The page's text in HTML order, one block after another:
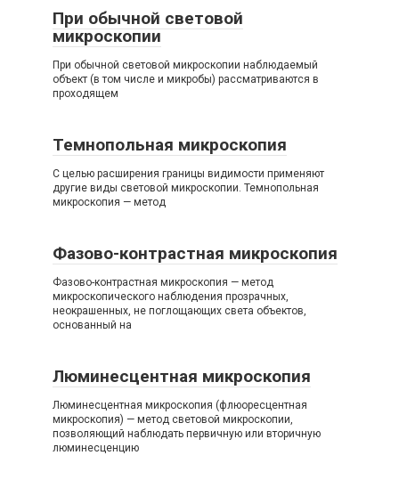
При обычной световой
микроскопии
При обычной световой микроскопии наблюдаемый
объект (в том числе и микробы) рассматриваются в
проходящем
Темнопольная микроскопия
С целью расширения границы видимости применяют
другие виды световой микроскопии. Темнопольная
микроскопия — метод
Фазово-контрастная микроскопия
Фазово-контрастная микроскопия — метод
микроскопического наблюдения прозрачных,
неокрашенных, не поглощающих света объектов,
основанный на
Люминесцентная микроскопия
Люминесцентная микроскопия (флюоресцентная
микроскопия) — метод световой микроскопии,
позволяющий наблюдать первичную или вторичную
люминесценцию